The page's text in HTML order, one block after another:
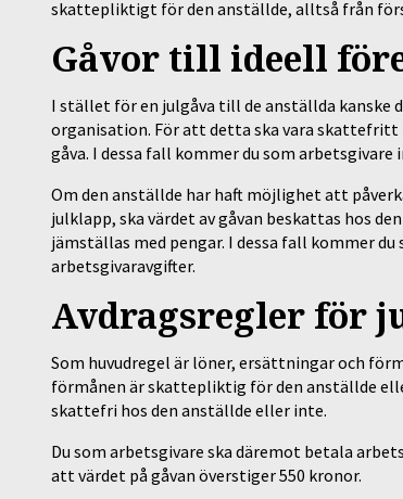
skattepliktigt för den anställde, alltså från
Gåvor till ideell
I stället för en julgåva till de anställda
organisation. För att detta ska vara skattefritt
gåva. I dessa fall kommer du som
Om den anställde har haft möjlighet att
julklapp, ska värdet av gåvan beskattas hos
jämställas med pengar. I dessa fall kommer
arbetsgivaravgifter.
Avdragsregler för
Som huvudregel är löner, ersättningar och
förmånen är skattepliktig för den anställde
skattefri hos den anställde eller inte.
Du som arbetsgivare ska däremot betala
att värdet på gåvan överstiger 550 kronor.